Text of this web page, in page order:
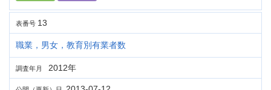
表番号 13
職業，男女，教育別有業者数
調査年月 2012年